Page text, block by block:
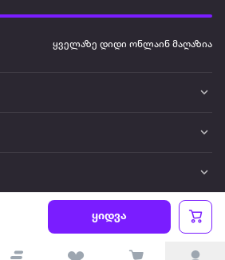
ყიდვა
ყველაზე დიდი ონლაინ მაღაზია